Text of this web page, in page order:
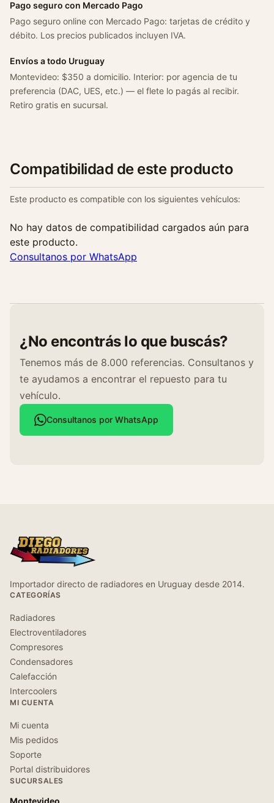
b
u
s
r
i
g
i
c
n
i
d
a
Pago seguro con Mercado Pago
Pago seguro online con Mercado Pago: tarjetas de crédito y
débito. Los precios publicados incluyen IVA.
Envíos a todo Uruguay
Montevideo: $350 a domicilio. Interior: por agencia de tu
preferencia (DAC, UES, etc.) — el flete lo pagás al recibir.
Retiro gratis en sucursal.
Compatibilidad de este producto
Este producto es compatible con los siguientes vehículos:
No hay datos de compatibilidad cargados aún para
este producto.
Consultanos por WhatsApp
¿No encontrás lo que buscás?
Tenemos más de 8.000 referencias. Consultanos y
te ayudamos a encontrar el repuesto para tu
vehículo.
Consultanos por WhatsApp
Importador directo de radiadores en Uruguay desde 2014.
CATEGORÍAS
Radiadores
Electroventiladores
Compresores
Condensadores
Calefacción
Intercoolers
MI CUENTA
Mi cuenta
Mis pedidos
Soporte
Portal distribuidores
SUCURSALES